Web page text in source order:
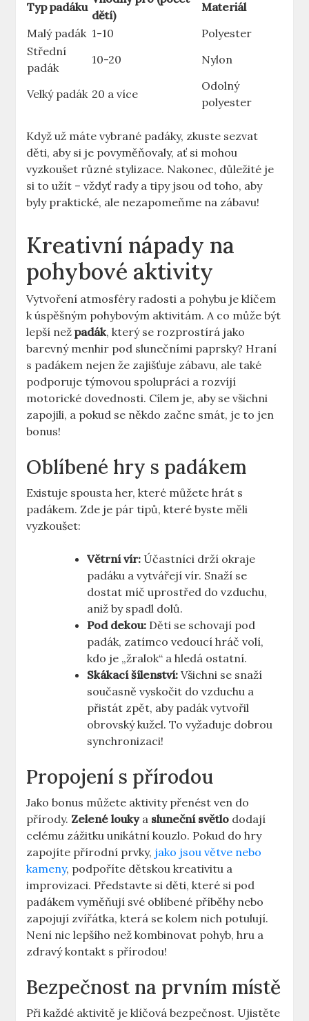
Typ padáku
dětí)
Materiál
Malý padák 1-10
Polyester
Střední
padák
10-20 Nylon
Velký padák 20 a více
Odolný
polyester
Když už máte vybrané padáky, zkuste sezvat
děti, aby si je povyměňovaly, ať si mohou
vyzkoušet různé stylizace. Nakonec, důležité je
si to užít – vždyť rady a tipy jsou od toho, aby
byly praktické, ale nezapomeňme na zábavu!
Kreativní nápady na
pohybové aktivity
Vytvoření atmosféry radosti a pohybu je klíčem
k úspěšným pohybovým aktivitám. A co může být
lepší nežpadák, který se rozprostírá jako
barevný menhir pod slunečními paprsky? Hraní
s padákem nejen že zajišťuje zábavu, ale také
podporuje týmovou spolupráci a rozvíjí
motorické dovednosti. Cílem je, aby se všichni
zapojili, a pokud se někdo začne smát, je to jen
bonus!
Oblíbené hry s padákem
Existuje spousta her, které můžete hrát s
padákem. Zde je pár tipů, které byste měli
vyzkoušet:
Větrní vír: Účastníci drží okraje
padáku a vytvářejí vír. Snaží se
dostat míč uprostřed do vzduchu,
aniž by spadl dolů.
Pod dekou: Děti se schovají pod
padák, zatímco vedoucí hráč volí,
kdo je „žralok“ a hledá ostatní.
Skákací šílenství: Všichni se snaží
současně vyskočit do vzduchu a
přistát zpět, aby padák vytvořil
obrovský kužel. To vyžaduje dobrou
synchronizaci!
Propojení s přírodou
Jako bonus můžete aktivity přenést ven do
přírody. Zelené loukya sluneční světlo dodají
celému zážitku unikátní kouzlo. Pokud do hry
zapojíte přírodní prvky, jako jsou větve nebo
kameny, podpoříte dětskou kreativitu a
improvizaci. Představte si děti, které si pod
padákem vyměňují své oblíbené příběhy nebo
zapojují zvířátka, která se kolem nich potulují.
Není nic lepšího než kombinovat pohyb, hru a
zdravý kontakt s přírodou!
Bezpečnost na prvním místě
Při každé aktivitě je klíčová bezpečnost. Ujistěte